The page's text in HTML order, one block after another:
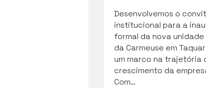
Desenvolvemos o
institucional para a
formal da nova unidade
da Carmeuse em
um marco na trajetória
crescimento da
Com…